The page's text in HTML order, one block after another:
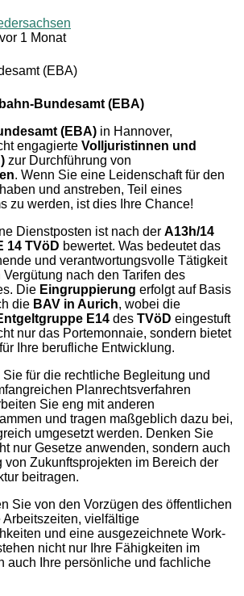
1 Monat
Bundesamt (EBA)
(EBA) in Hannover,
engagierte Volljuristinnen und
zur Durchführung von
. Wenn Sie eine Leidenschaft für den
und anstreben, Teil eines
zu werden, ist dies Ihre Chance!
Dienstposten ist nach der A13h/14
14 TVöD bewertet. Was bedeutet das
und verantwortungsvolle Tätigkeit
nach den Tarifen des
Die Eingruppierung erfolgt auf Basis
die BAV in Aurich, wobei die
E14 des TVöD eingestuft
nur das Portemonnaie, sondern bietet
Ihre berufliche Entwicklung.
Sie für die rechtliche Begleitung und
Planrechtsverfahren
Sie eng mit anderen
und tragen maßgeblich dazu bei,
umgesetzt werden. Denken Sie
nur Gesetze anwenden, sondern auch
von Zukunftsprojekten im Bereich der
beitragen.
Sie von den Vorzügen des öffentlichen
Arbeitszeiten, vielfältige
und eine ausgezeichnete Work-
nicht nur Ihre Fähigkeiten im
auch Ihre persönliche und fachliche